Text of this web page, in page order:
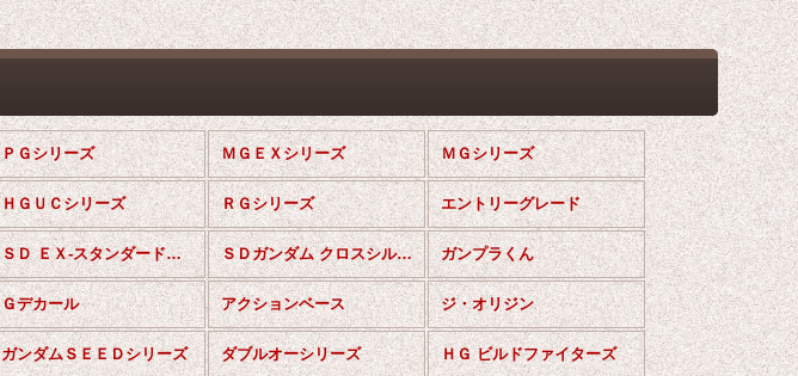
ＰＧシリーズ ＭＧＥＸシリーズ ＭＧシリーズ
ＨＧＵＣシリーズ ＲＧシリーズ エントリーグレード
ＳＤ ＥＸ-スタンダードシリーズ ＳＤガンダム クロスシルエットシリーズ ガンプラくん
Ｇデカール アクションベース ジ・オリジン
ガンダムＳＥＥＤシリーズ ダブルオーシリーズ ＨＧ ビルドファイターズ